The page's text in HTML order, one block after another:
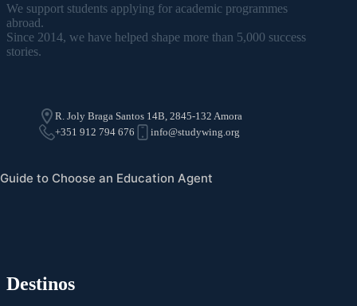
We support students applying for academic programmes
abroad.
Since 2014, we have helped shape more than 5,000 success
stories.
R. Joly Braga Santos 14B, 2845-132 Amora
+351 912 794 676
info@studywing.org
Guide to Choose an Education Agent
Destinos